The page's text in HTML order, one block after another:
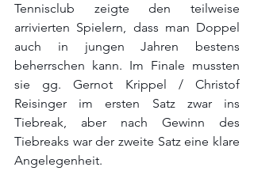
Tennisclub zeigte den teilweise
arrivierten Spielern, dass man Doppel
auch in jungen Jahren bestens
beherrschen kann. Im Finale mussten
sie gg. Gernot Krippel / Christof
Reisinger im ersten Satz zwar ins
Tiebreak, aber nach Gewinn des
Tiebreaks war der zweite Satz eine klare
Angelegenheit.